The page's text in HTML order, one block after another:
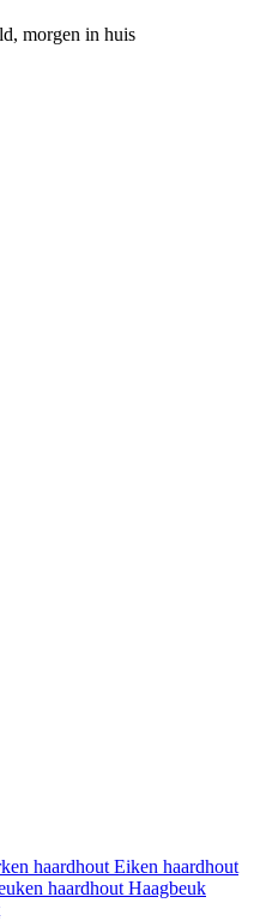
morgen in huis
haardhout Eiken haardhout
haardhout Haagbeuk